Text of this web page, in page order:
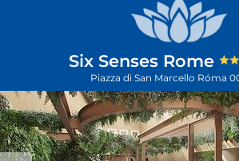
Six Senses Rome
Piazza di San Marcello Róma